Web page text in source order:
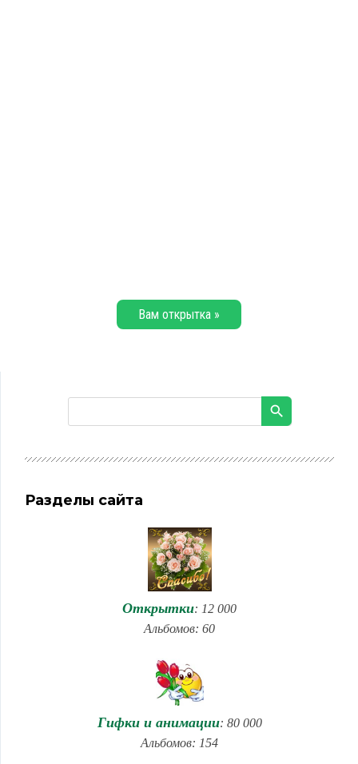
Вам открытка »
Разделы сайта
Открытки: 12 000
Альбомов: 60
Гифки и анимации: 80 000
Альбомов: 154